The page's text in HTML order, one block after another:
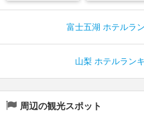
富士五湖 ホテルラ
山梨 ホテルラン
周辺の観光スポット